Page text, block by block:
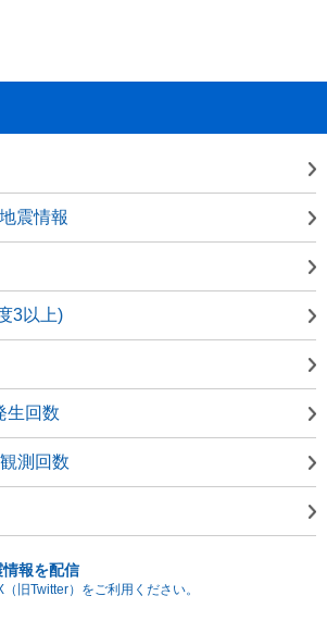
震情報
3以上)
生回数
測回数
報を配信
旧Twitter）をご利用ください。